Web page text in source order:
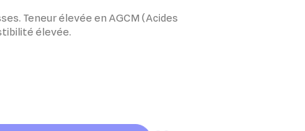
Teneur élevée en AGCM (Acides
élevée.